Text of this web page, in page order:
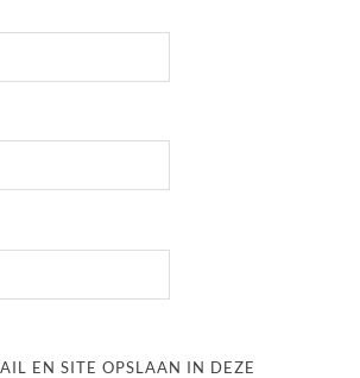
EN SITE OPSLAAN IN DEZE